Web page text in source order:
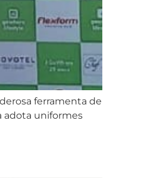
ferramenta de
adota uniformes